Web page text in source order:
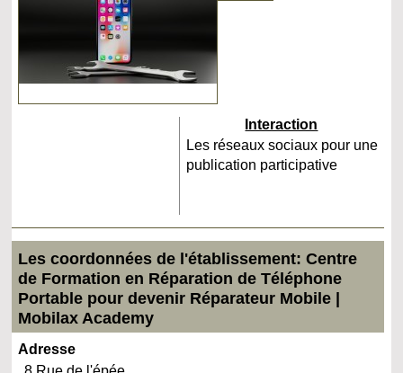
Interaction
Les réseaux sociaux pour une
publication participative
Les coordonnées de l'établissement: Centre
de Formation en Réparation de Téléphone
Portable pour devenir Réparateur Mobile |
Mobilax Academy
Adresse